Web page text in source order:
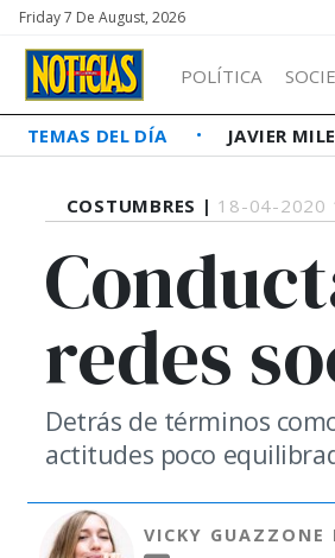
Friday 7 De August, 2026
POLÍTICA
TEMAS DEL DÍA JAVIER
COSTUMBRES | 18-04-2020
redes
Detrás de términos
actitudes poco
VICKY GUAZZONE